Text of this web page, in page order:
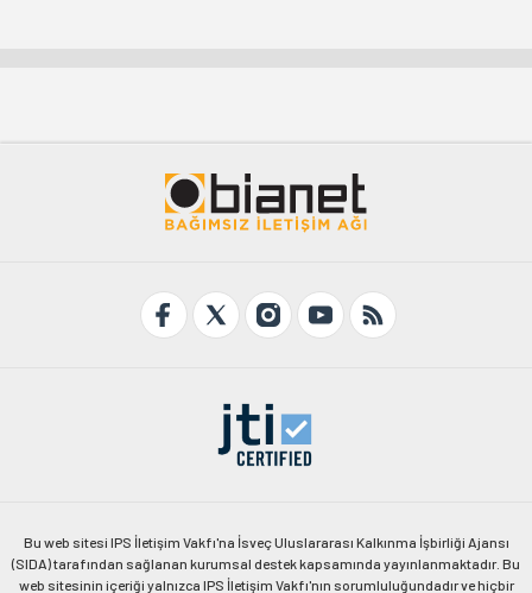
Bu web sitesi IPS İletişim Vakfı'na İsveç Uluslararası Kalkınma İşbirliği Ajansı
(SIDA) tarafından sağlanan kurumsal destek kapsamında yayınlanmaktadır. Bu
web sitesinin içeriği yalnızca IPS İletişim Vakfı'nın sorumluluğundadır ve hiçbir